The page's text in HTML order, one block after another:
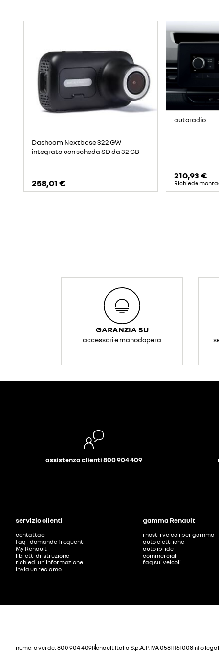
Dashcam Nextbase 322 GW
integrata con scheda SD da 32 GB
258,01 €
autoradio
210,93 €
Richiede
GARANZIA SU
accessori e manodopera
assistenza clienti 800 904 409
servizio clienti
contattaci
faq - domande frequenti
My Renault
libretti di istruzione
richiedi un'informazione
invia un reclamo
gamma Renault
i nostri veicoli per gamma
auto elettriche
auto ibride
commerciali
faq sui veicoli
numero verde: 800 904 409Renault Italia S.p.A. P.IVA 05811161008info